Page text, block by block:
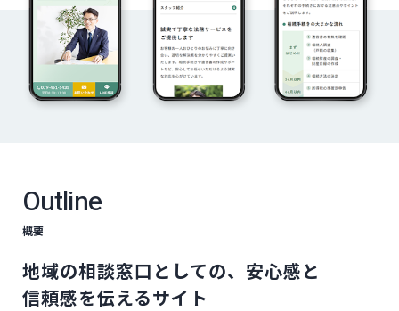
Outline
概要
地域の​相談窓口と​しての、​安心感と​
信頼感を​伝える​サイト